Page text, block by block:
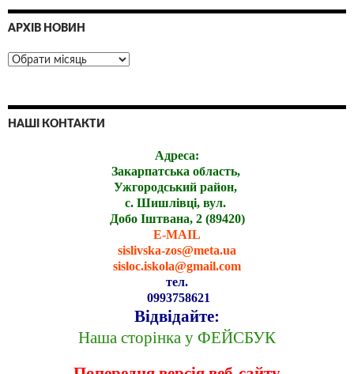
АРХІВ НОВИН
НАШІ КОНТАКТИ
Адреса:
Закарпатська область,
Ужгородський район,
с. Шишлівці, вул.
Добо Іштвана, 2 (89420)
E-MAIL
sislivska-zos@meta.ua
sisloc.iskola@gmail.com
тел.
0993758621
Відвідайте:
Наша сторінка у ФЕЙСБУК